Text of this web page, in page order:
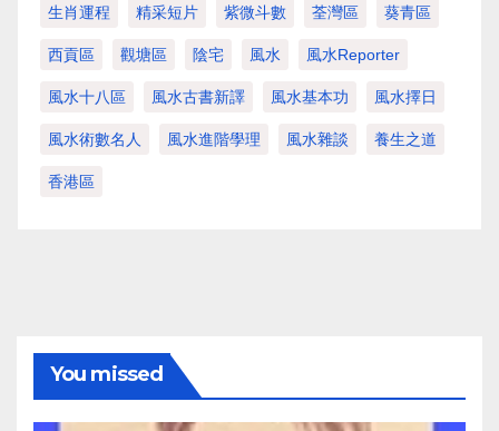
生肖運程 精采短片 紫微斗數 荃灣區 葵青區
西貢區 觀塘區 陰宅 風水 風水Reporter
風水十八區 風水古書新譯 風水基本功 風水擇日
風水術數名人 風水進階學理 風水雜談 養生之道
香港區
You missed